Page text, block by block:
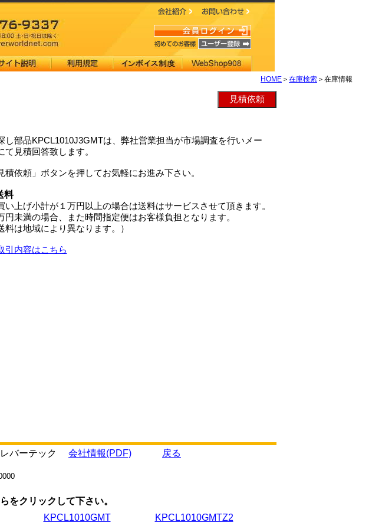
HOME ＞ 在庫検索 ＞在庫情報
し部品KPCL1010J3GMTは、弊社営業担当が市場調査を行いメー
て見積回答致します。
積依頼」ボタンを押してお気軽にお進み下さい。
料
い上げ小計が１万円以上の場合は送料はサービスさせて頂きます。
円未満の場合、また時間指定便はお客様負担となります。
料は地域により異なります。）
引内容はこちら
レバーテック 会社情報(PDF) 戻る
をクリックして下さい。
KPCL1010GMT KPCL1010GMTZ2